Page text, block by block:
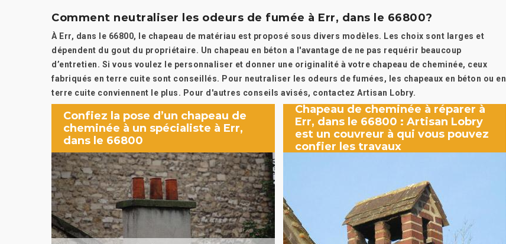
Comment neutraliser les odeurs de fumée à Err, dans le 66800?
À Err, dans le 66800, le chapeau de matériau est proposé sous divers modèles. Les choix sont larges et
dépendent du gout du propriétaire. Un chapeau en béton a l'avantage de ne pas requérir beaucoup
d’entretien. Si vous voulez le personnaliser et donner une originalité à votre chapeau de cheminée, ceux
fabriqués en terre cuite sont conseillés. Pour neutraliser les odeurs de fumées, les chapeaux en béton ou en
terre cuite conviennent le plus. Pour d'autres conseils avisés, contactez Artisan Lobry.
Confiez la pose d’un chapeau de
cheminée à un spécialiste à Err,
dans le 66800
Chapeau de cheminée à réparer à
Err, dans le 66800 : Artisan Lobry
est un couvreur à qui vous pouvez
confier les travaux